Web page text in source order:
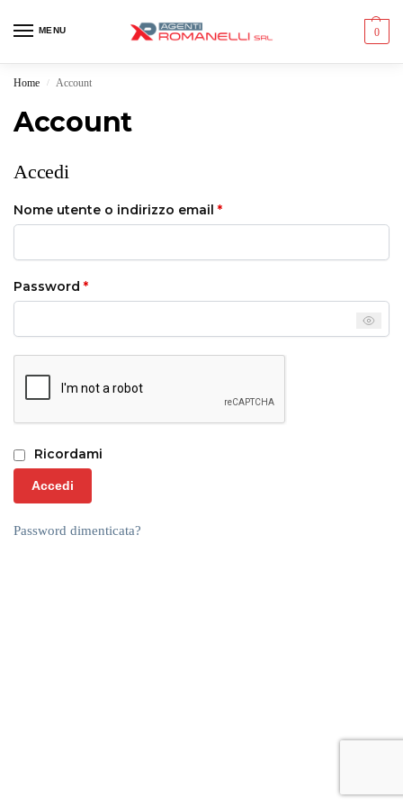
MENU 0
Home / Account
Account
Accedi
Nome utente o indirizzo email *
Password *
Ricordami
Accedi
Password dimenticata?